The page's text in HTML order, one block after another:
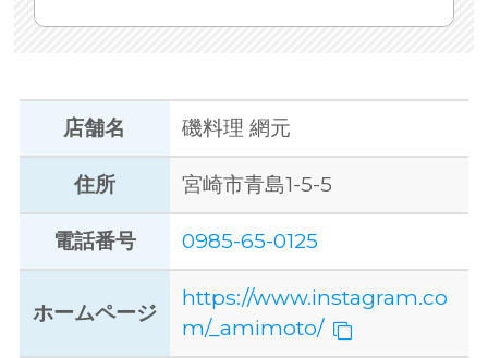
店舗名 磯料理 網元
住所 宮崎市青島1-5-5
電話番号 0985-65-0125
ホームページ
https://www.instagram.co
m/_amimoto/